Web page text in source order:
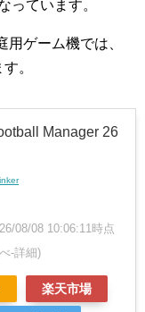
っています。
用ゲーム機では、
。
Manager 26
08/08 10:06:11時点
-詳細)
楽天市場